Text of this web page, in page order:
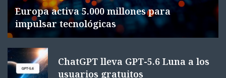
Europa activa 5.000 millones para
impulsar tecnológicas
ChatGPT lleva GPT-5.6 Luna a los
usuarios gratuitos